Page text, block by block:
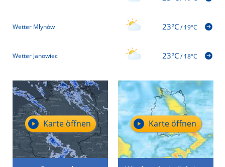
Wetter Młynów 23°C/19°C
Wetter Janowiec 23°C/18°C
Karte öffnen Karte öffnen